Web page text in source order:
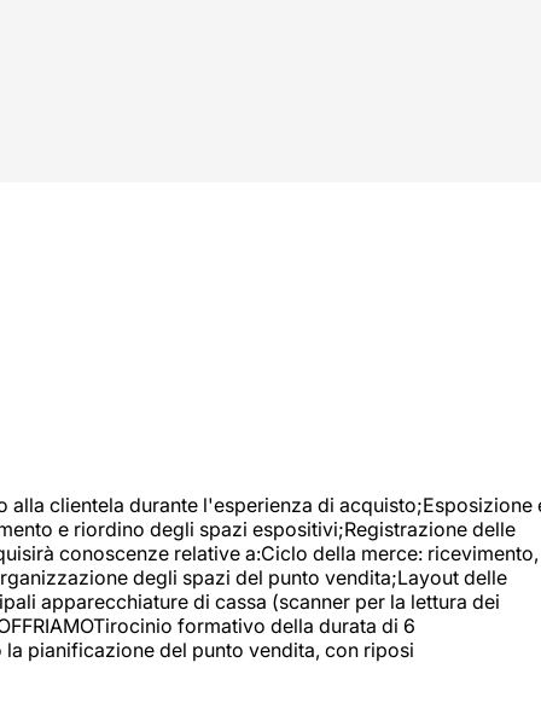
clientela durante l'esperienza di acquisto;Esposizione
e riordino degli spazi espositivi;Registrazione delle
conoscenze relative a:Ciclo della merce: ricevimento,
degli spazi del punto vendita;Layout delle
apparecchiature di cassa (scanner per la lettura dei
formativo della durata di 6
pianificazione del punto vendita, con riposi